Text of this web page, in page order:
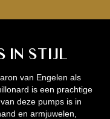
IN STIJL
van Engelen als
is een prachtige
deze pumps is in
en armjuwelen,